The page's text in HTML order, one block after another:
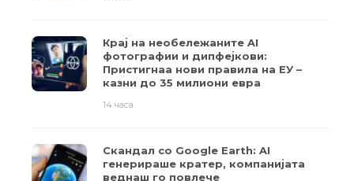
Крај на необележаните AI
фотографии и дипфејкови:
Пристигнаа нови правила на ЕУ –
казни до 35 милиони евра
14 часа
Скандал со Google Earth: AI
генерираше кратер, компанијата
веднаш го повлече